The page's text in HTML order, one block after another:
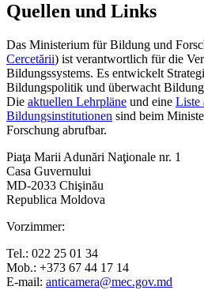
Quellen und Links
Das Ministerium für Bildung und
Cercetării) ist verantwortlich für die
Bildungssystems. Es entwickelt
Bildungspolitik und überwacht
Die aktuellen Lehrpläne und eine Liste
Bildungsinstitutionen sind beim
Forschung abrufbar.
Piaţa Marii Adunări Naţionale nr. 1
Casa Guvernului
MD-2033 Chişinău
Republica Moldova
Vorzimmer:
Tel.: 022 25 01 34
Mob.: +373 67 44 17 14
E-mail: anticamera@mec.gov.md